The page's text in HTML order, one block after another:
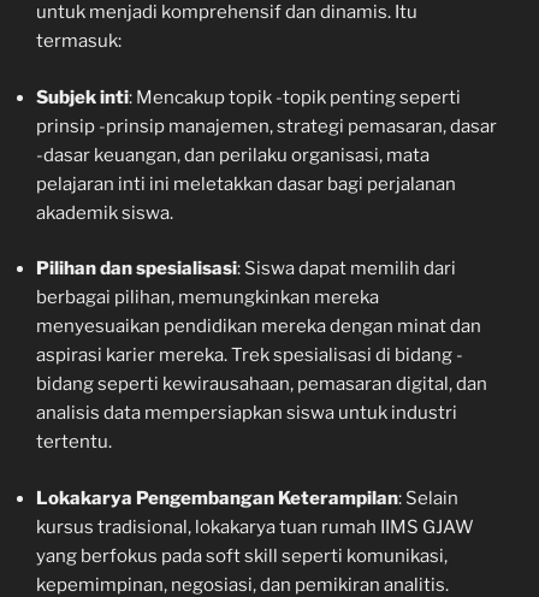
untuk menjadi komprehensif dan dinamis. Itu
termasuk:
Subjek inti: Mencakup topik -topik penting seperti
prinsip -prinsip manajemen, strategi pemasaran, dasar
-dasar keuangan, dan perilaku organisasi, mata
pelajaran inti ini meletakkan dasar bagi perjalanan
akademik siswa.
Pilihan dan spesialisasi: Siswa dapat memilih dari
berbagai pilihan, memungkinkan mereka
menyesuaikan pendidikan mereka dengan minat dan
aspirasi karier mereka. Trek spesialisasi di bidang -
bidang seperti kewirausahaan, pemasaran digital, dan
analisis data mempersiapkan siswa untuk industri
tertentu.
Lokakarya Pengembangan Keterampilan: Selain
kursus tradisional, lokakarya tuan rumah IIMS GJAW
yang berfokus pada soft skill seperti komunikasi,
kepemimpinan, negosiasi, dan pemikiran analitis.